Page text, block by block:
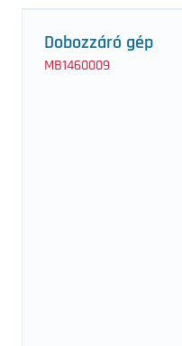
Osztályozó gépek
Páramentesítés
Dobozzáró gép
MB1460009